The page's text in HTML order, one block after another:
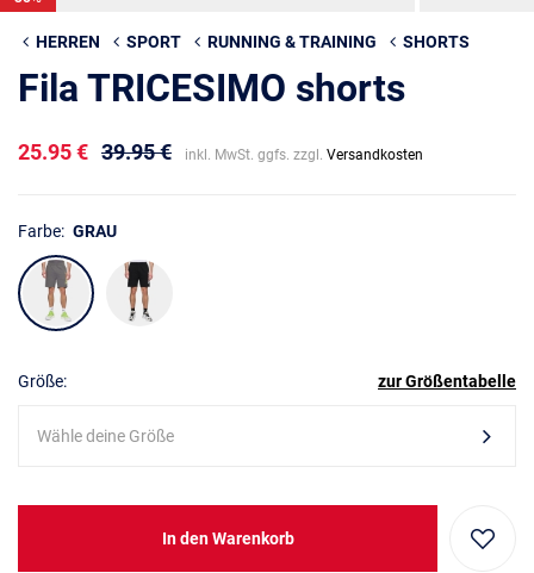
HERREN SPORT RUNNING & TRAINING SHORTS
Fila TRICESIMO shorts
25.95 € 39.95 € inkl. MwSt. ggfs. zzgl. Versandkosten
Farbe: GRAU
Größe: zur Größentabelle
Wähle deine Größe
In den Warenkorb